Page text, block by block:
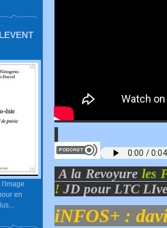
l'image
en
A la Revoyure les
! JD pour LTC
iNFOS+ :